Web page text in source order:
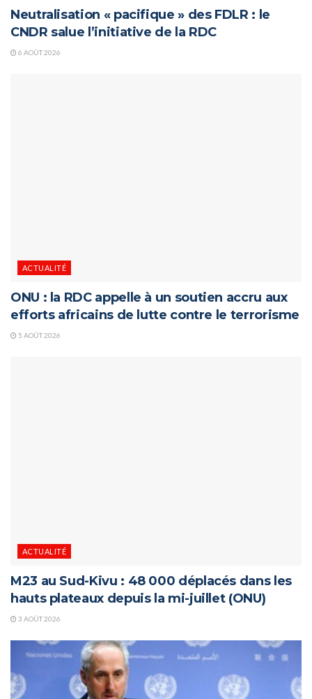
Neutralisation « pacifique » des FDLR : le
CNDR salue l’initiative de la RDC
6 AOÛT 2026
ACTUALITÉ
ONU : la RDC appelle à un soutien accru aux
efforts africains de lutte contre le terrorisme
5 AOÛT 2026
ACTUALITÉ
M23 au Sud-Kivu : 48 000 déplacés dans les
hauts plateaux depuis la mi-juillet (ONU)
3 AOÛT 2026